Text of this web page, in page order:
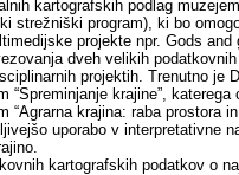
kartografskih podlag
strežniški program), ki bo
projekte npr. Gods
dveh velikih
projektih. Trenutno je
“Spreminjanje krajine”,
“Agrarna krajina: raba prostora
uporabo v interpretativne
kartografskih podatkov o